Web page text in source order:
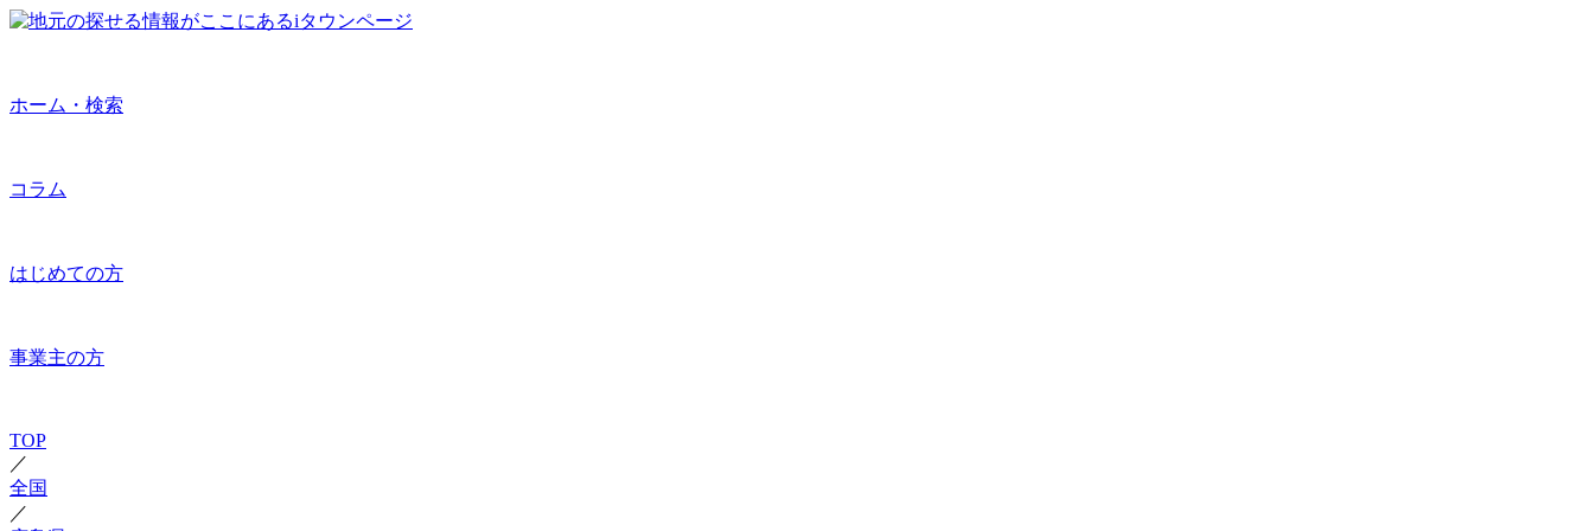
ホーム・検索
コラム
はじめての方
事業主の方
TOP
／
全国
／